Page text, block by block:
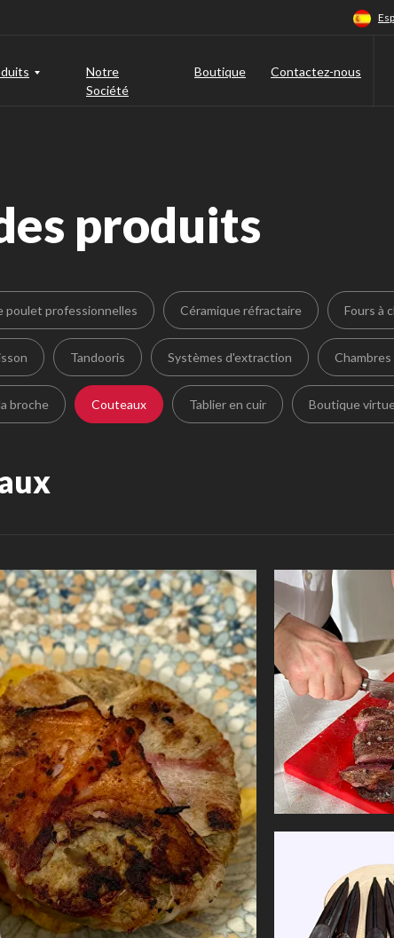
Notre
Société
Boutique Contactez-nous
produits
poulet professionnelles Céramique réfractaire Fours à
Tandooris Systèmes d'extraction
broche Couteaux Tablier en cuir Boutique